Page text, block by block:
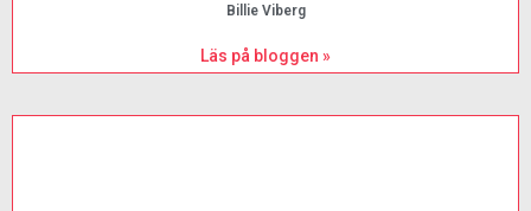
Billie Viberg
Läs på bloggen »